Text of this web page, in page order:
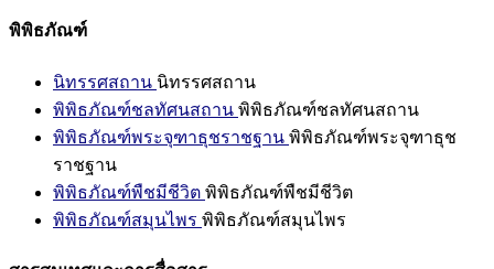
พิพิธภัณฑ์
นิทรรศสถาน นิทรรศสถาน
พิพิธภัณฑ์ชลทัศนสถาน พิพิธภัณฑ์ชลทัศนสถาน
พิพิธภัณฑ์พระจุฑาธุชราชฐาน พิพิธภัณฑ์พระจุฑาธุช
ราชฐาน
พิพิธภัณฑ์พืชมีชีวิต พิพิธภัณฑ์พืชมีชีวิต
พิพิธภัณฑ์สมุนไพร พิพิธภัณฑ์สมุนไพร